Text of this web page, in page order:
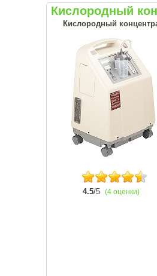
Кислородный
Кислородный
4.5/5 (4 оценки)